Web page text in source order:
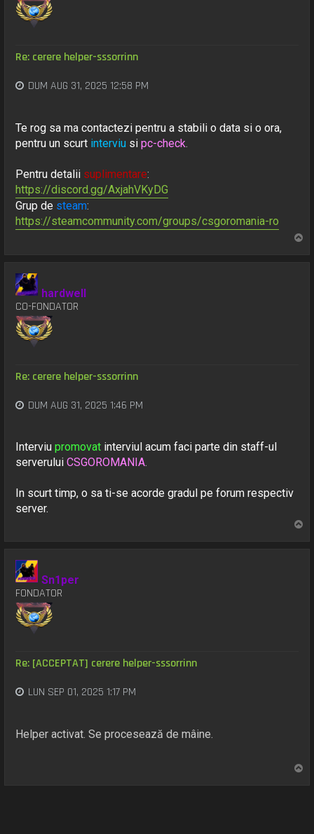
Re: cerere helper-sssorrinn
DUM AUG 31, 2025 12:58 PM
Te rog sa ma contactezi pentru a stabili o data si o ora,
pentru un scurt interviu sipc-check
Pentru detalii suplimentare:
https://discord.gg/AxjahVKyDG
Grup de steam:
https://steamcommunity.com/groups/csgoromania-ro
hardwell
CO-FONDATOR
Re: cerere helper-sssorrinn
DUM AUG 31, 2025 1:46 PM
Interviu promovat interviul acum faci parte din staff-ul
serverului CSGOROMANIA.
In scurt timp, o sa ti-se acorde gradul pe forum respectiv
server.
Sn1per
FONDATOR
Re: [ACCEPTAT] cerere helper-sssorrinn
LUN SEP 01, 2025 1:17 PM
Helper activat. Se procesează de mâine.